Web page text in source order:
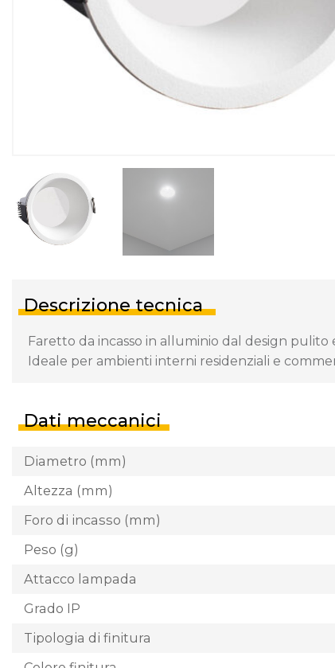
Descrizione tecnica
Faretto da incasso in alluminio dal design
Ideale per ambienti interni residenziali e
Dati meccanici
Diametro (mm)
Altezza (mm)
Foro di incasso (mm)
Peso (g)
Attacco lampada
Grado IP
Tipologia di finitura